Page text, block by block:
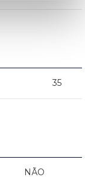
35
NÃO